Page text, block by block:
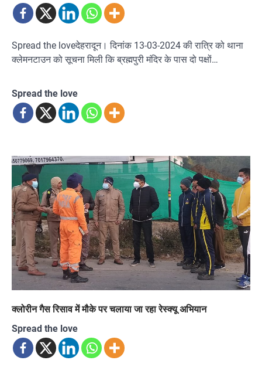
Spread the loveदेहरादून। दिनांक 13-03-2024 की रात्रि को थाना
क्लेमनटाउन को सूचना मिली कि ब्रह्मपुरी मंदिर के पास दो पक्षों…
Spread the love
क्लोरीन गैस रिसाव में मौके पर चलाया जा रहा रेस्क्यू अभियान
Spread the love